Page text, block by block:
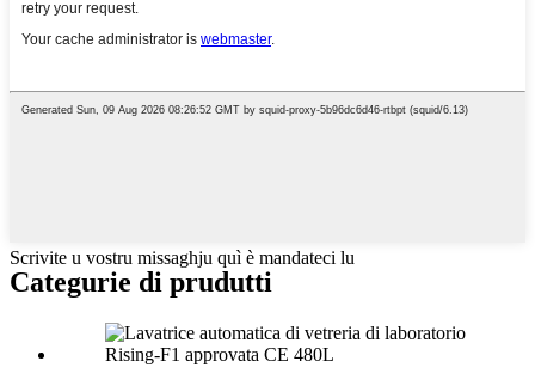
Scrivite u vostru missaghju quì è mandateci lu
Categurie di prudutti